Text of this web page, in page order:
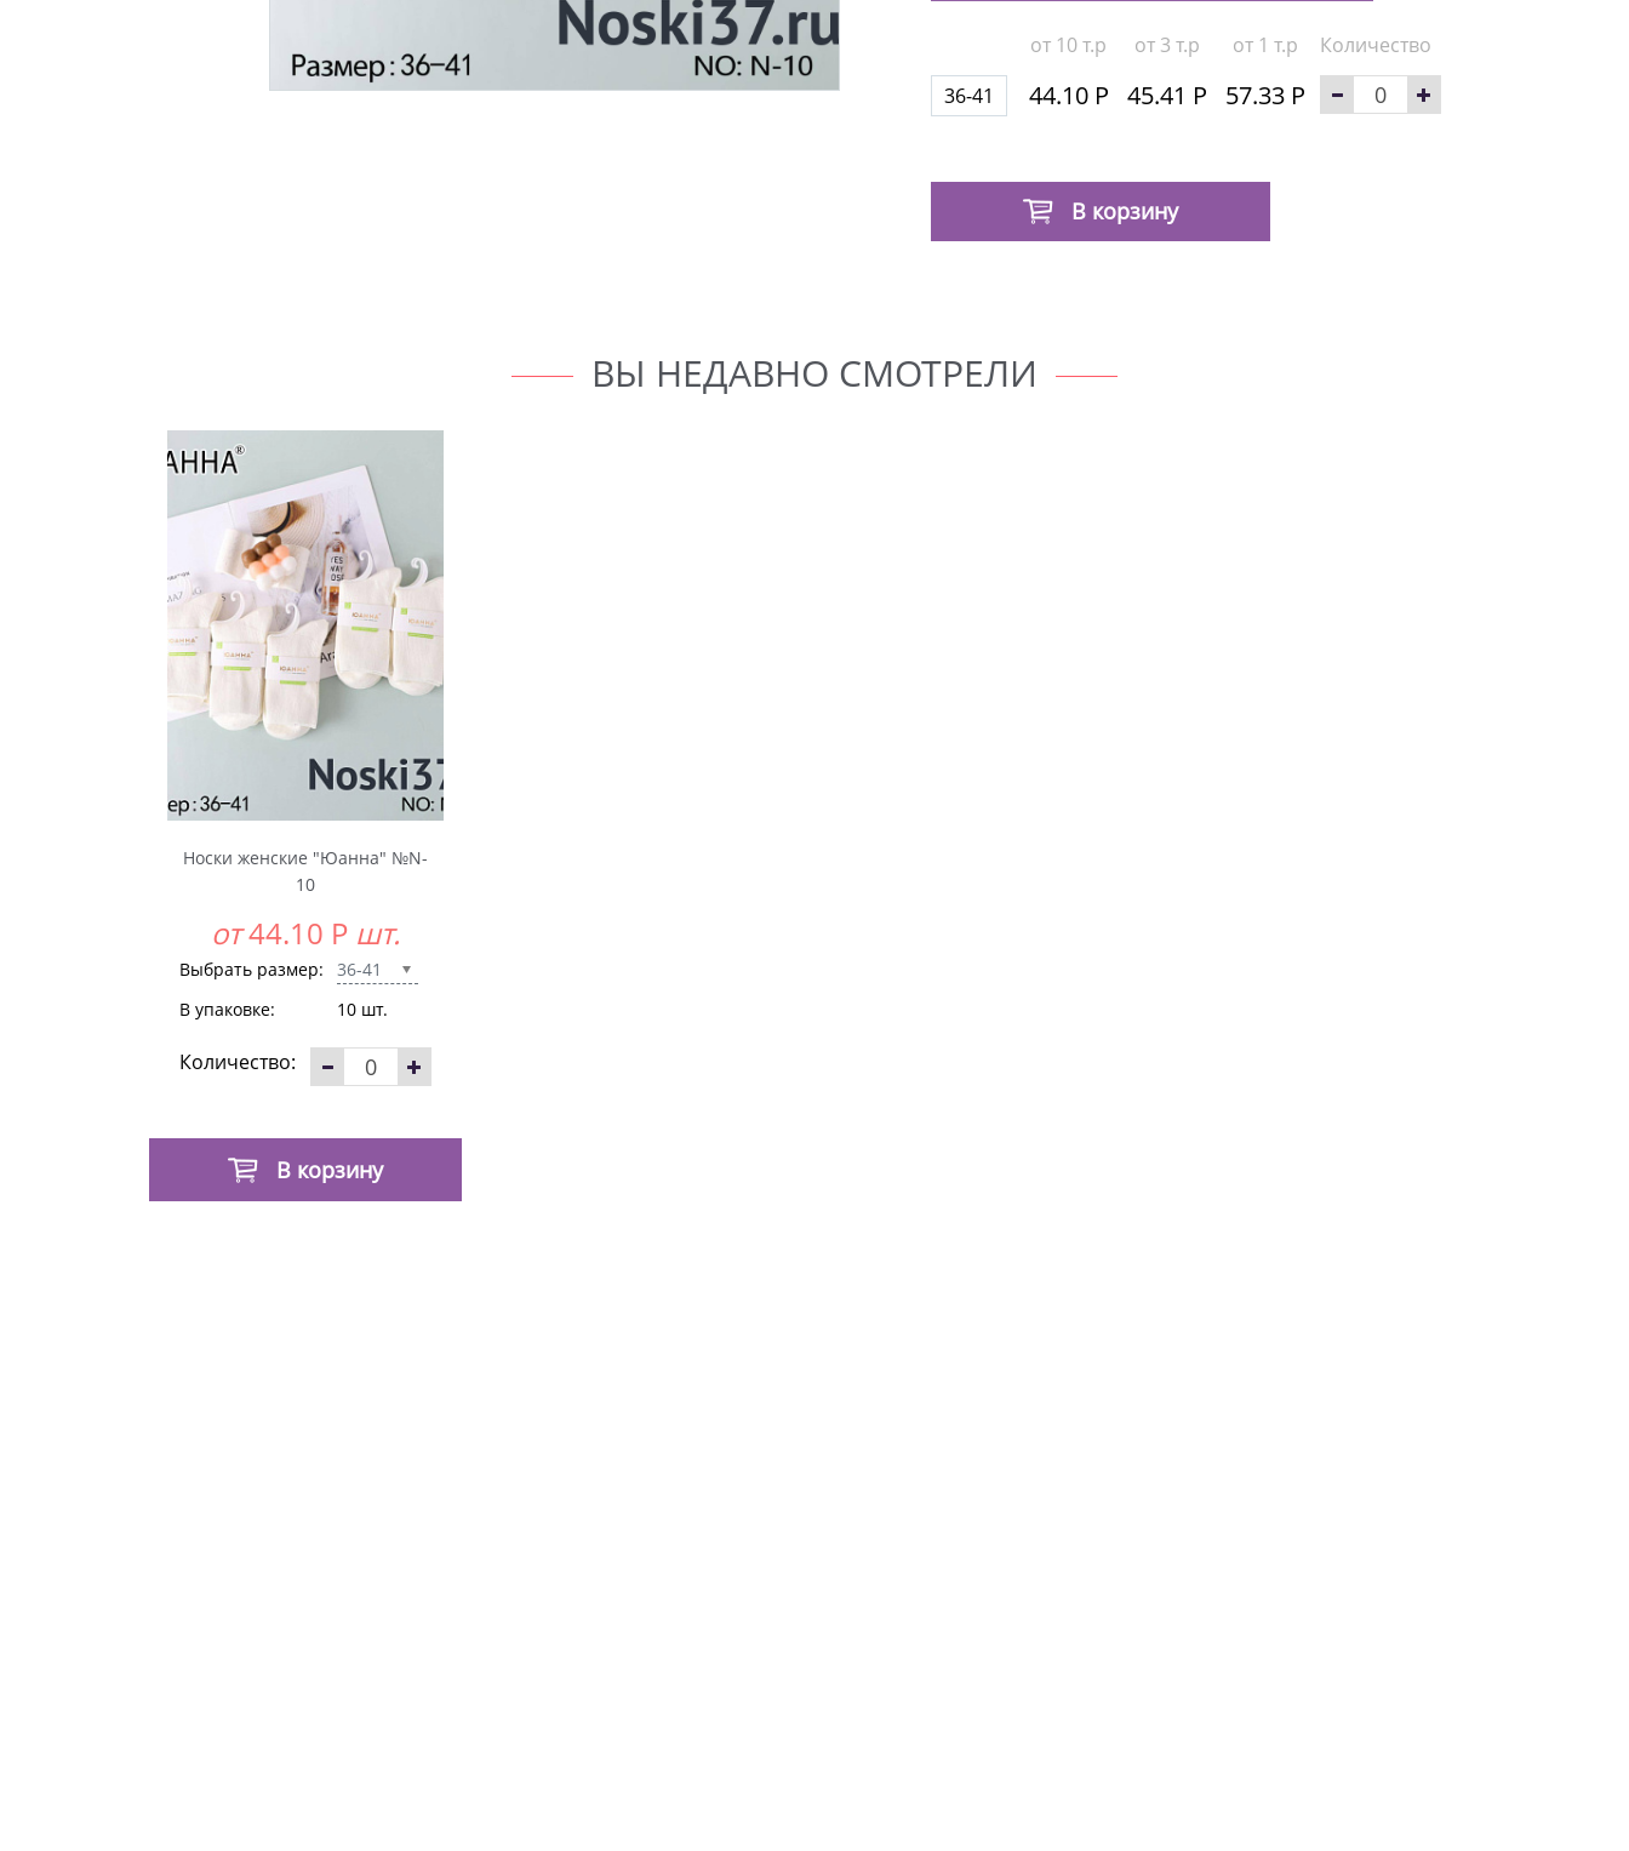
от 10 т.р от 3 т.р от 1 т.р
Количество
36-41
44.10 Р 45.41 Р 57.33 Р
В корзину
ВЫ НЕДАВНО СМОТРЕЛИ
Носки женские "Юанна" №N-
10
от44.10 Р шт.
Выбрать размер:
36-41
В упаковке:
10 шт.
Количество:
В корзину